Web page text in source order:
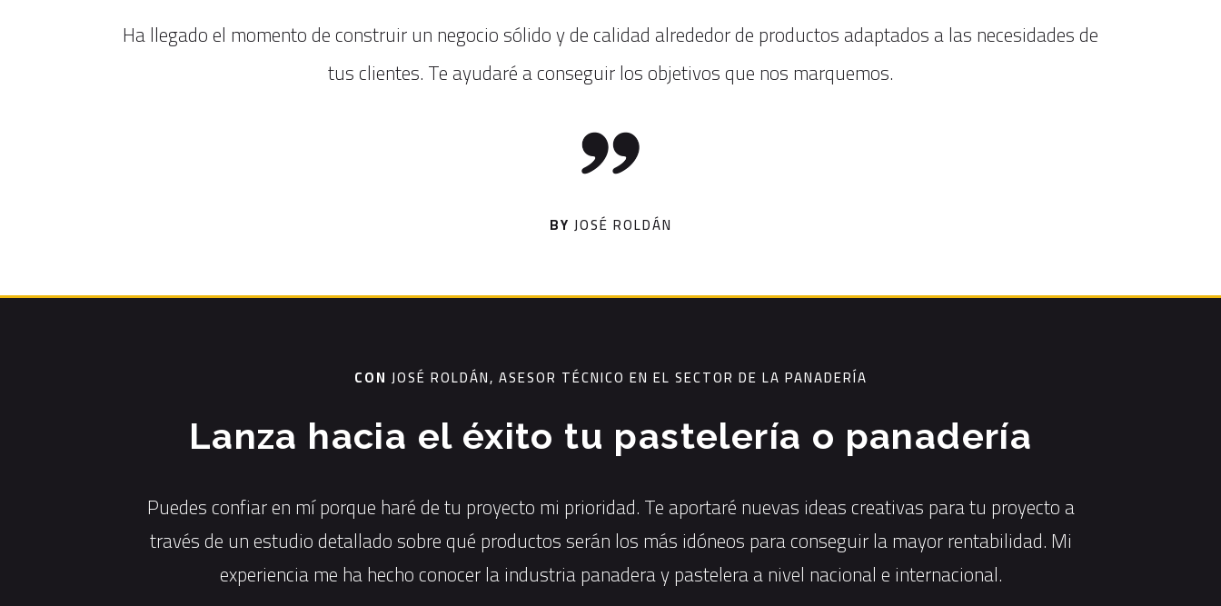
Ha llegado el momento de construir un negocio sólido y de calidad alrededor de productos adaptados a las necesidades de
tus clientes. Te ayudaré a conseguir los objetivos que nos marquemos.
BY JOSÉ ROLDÁN
CON JOSÉ ROLDÁN, ASESOR TÉCNICO EN EL SECTOR DE LA PANADERÍA
Lanza hacia el éxito tu pastelería o panadería
Puedes confiar en mí porque haré de tu proyecto mi prioridad. Te aportaré nuevas ideas creativas para tu proyecto a
través de un estudio detallado sobre qué productos serán los más idóneos para conseguir la mayor rentabilidad. Mi
experiencia me ha hecho conocer la industria panadera y pastelera a nivel nacional e internacional.